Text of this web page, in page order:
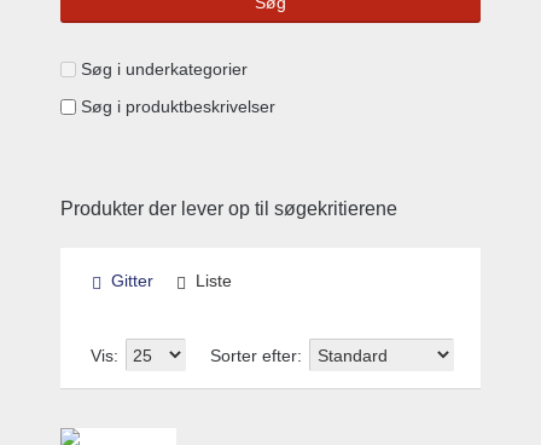
Søg i underkategorier
Søg i produktbeskrivelser
Produkter der lever op til søgekritierene
Gitter Liste
Vis: Sorter efter: